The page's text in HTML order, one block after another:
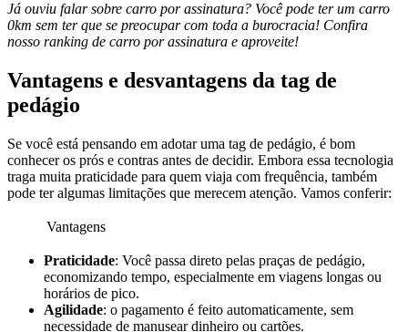
Já ouviu falar sobre carro por assinatura? Você pode ter um carro
0km sem ter que se preocupar com toda a burocracia! Confira
nosso ranking de carro por assinatura e aproveite!
Vantagens e desvantagens da tag de
pedágio
Se você está pensando em adotar uma tag de pedágio, é bom
conhecer os prós e contras antes de decidir. Embora essa tecnologia
traga muita praticidade para quem viaja com frequência, também
pode ter algumas limitações que merecem atenção. Vamos conferir:
Vantagens
Praticidade: Você passa direto pelas praças de pedágio,
economizando tempo, especialmente em viagens longas ou
horários de pico.
Agilidade: o pagamento é feito automaticamente, sem
necessidade de manusear dinheiro ou cartões.